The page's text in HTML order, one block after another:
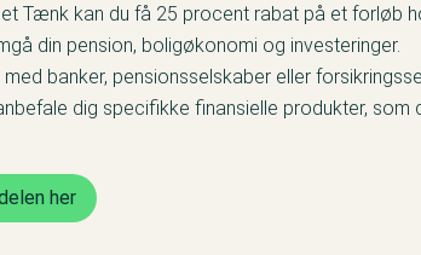
Tænk kan du få 25 procent rabat på et forløb
din pension, boligøkonomi og investeringer.
banker, pensionsselskaber eller
dig specifikke finansielle produkter, som
her